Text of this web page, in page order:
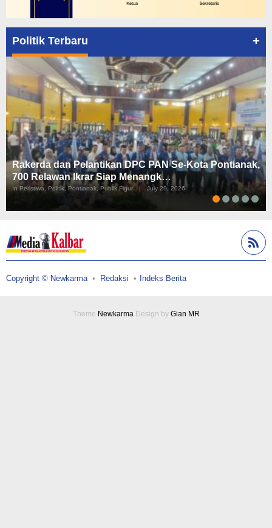
Politik Terbaru +
Rakerda dan Pelantikan DPC PAN Se-Kota Pontianak,
700 Relawan Ikrar Siap Menangk…
In Peristiwa, Politik, Pontianak, Publik Figur July 29, 2026
Copyright © Newkarma Redaksi Indeks Berita
Theme NewkarmaDesign by Gian MR